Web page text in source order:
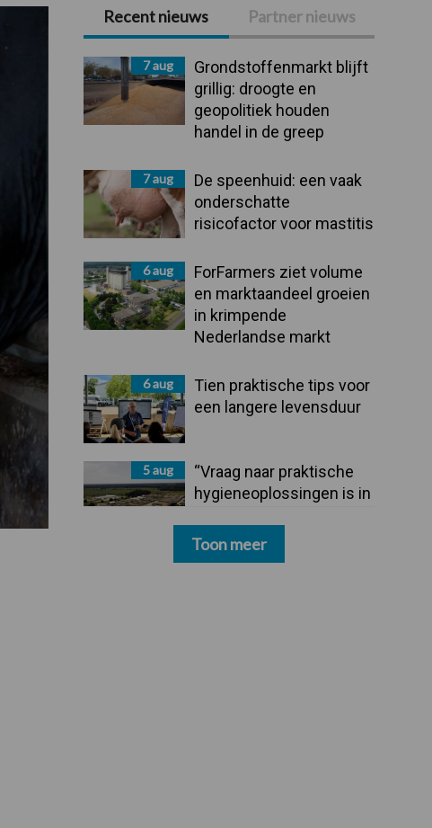
Primaire
Sidebar
Recent nieuws Partner nieuws
7 aug
Grondstoffenmarkt blijft
grillig: droogte en
geopolitiek houden
handel in de greep
7 aug
De speenhuid: een vaak
onderschatte
risicofactor voor mastitis
6 aug
ForFarmers ziet volume
en marktaandeel groeien
in krimpende
Nederlandse markt
6 aug
Tien praktische tips voor
een langere levensduur
5 aug
“Vraag naar praktische
hygieneoplossingen is in
Toon meer